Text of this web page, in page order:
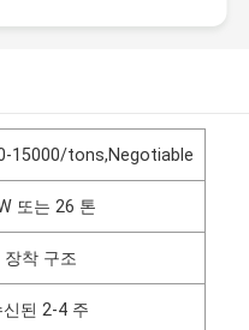
15000/tons,Negotiable
또는 26 톤
장착 구조
된 2-4 주